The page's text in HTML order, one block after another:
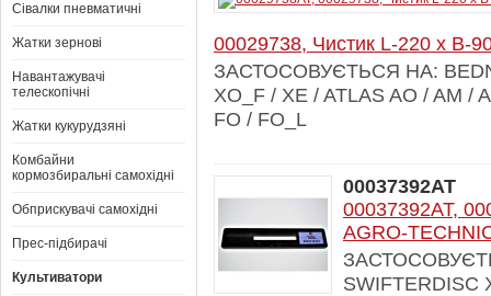
Сівалки пневматичні
Жатки зернові
Навантажувачі
телескопічні
Жатки кукурудзяні
Комбайни
кормозбиральні самохідні
Обприскувачі самохідні
Прес-підбирачі
Культиватори
00029738, Чистик L-220 x B-
ЗАСТОСОВУЄТЬСЯ НА:
XO_F / XE / ATLAS AO / AM /
FO / FO_L
00037392AT
00037392AT,
AGRO-
SWIFTERDISC